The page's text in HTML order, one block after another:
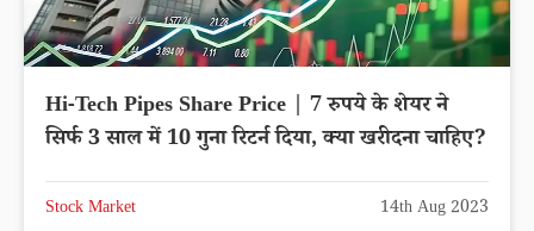
Hi-Tech Pipes Share Price | 7 रुपये के शेयर ने
सिर्फ 3 साल में 10 गुना रिटर्न दिया, क्या खरीदना चाहिए?
Stock Market 14th Aug 2023